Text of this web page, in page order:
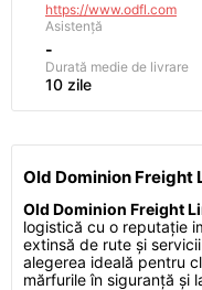
https://www.odfl.com
Asistență
-
Durată medie de livrare
10 zile
Old Dominion Freight
Old Dominion Freight
logistică cu o reputație
extinsă de rute și
alegerea ideală pentru
mărfurile în siguranță și